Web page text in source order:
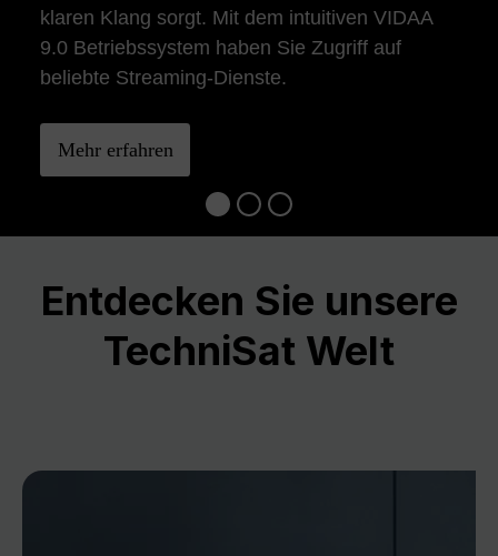
klaren Klang sorgt. Mit dem intuitiven VIDAA
9.0 Betriebssystem haben Sie Zugriff auf
beliebte Streaming-Dienste.
Mehr erfahren
Entdecken Sie unsere
TechniSat Welt